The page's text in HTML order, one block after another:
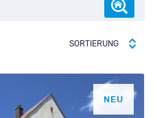
SORTIERUNG
NEU